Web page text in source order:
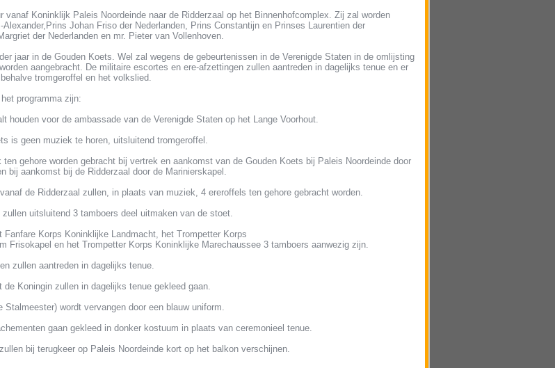
vanaf Koninklijk Paleis Noordeinde naar de Ridderzaal op het Binnenhofcomplex. Zij zal worden
Johan Friso der Nederlanden, Prins Constantijn en Prinses Laurentien der
der Nederlanden en mr. Pieter van Vollenhoven.
jaar in de Gouden Koets. Wel zal wegens de gebeurtenissen in de Verenigde Staten in de omlijsting
aangebracht. De militaire escortes en ere-afzettingen zullen aantreden in dagelijks tenue en er
tromgeroffel en het volkslied.
programma zijn:
houden voor de ambassade van de Verenigde Staten op het Lange Voorhout.
is geen muziek te horen, uitsluitend tromgeroffel.
gehore worden gebracht bij vertrek en aankomst van de Gouden Koets bij Paleis Noordeinde door
bij aankomst bij de Ridderzaal door de Marinierskapel.
de Ridderzaal zullen, in plaats van muziek, 4 ereroffels ten gehore gebracht worden.
uitsluitend 3 tamboers deel uitmaken van de stoet.
Fanfare Korps Koninklijke Landmacht, het Trompetter Korps
Frisokapel en het Trompetter Korps Koninklijke Marechaussee 3 tamboers aanwezig zijn.
zullen aantreden in dagelijks tenue.
Koningin zullen in dagelijks tenue gekleed gaan.
wordt vervangen door een blauw uniform.
gaan gekleed in donker kostuum in plaats van ceremonieel tenue.
bij terugkeer op Paleis Noordeinde kort op het balkon verschijnen.